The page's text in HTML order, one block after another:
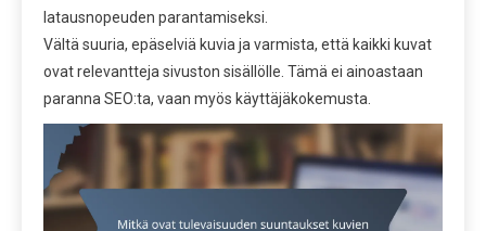
latausnopeuden parantamiseksi.
Vältä suuria, epäselviä kuvia ja varmista, että kaikki kuvat
ovat relevantteja sivuston sisällölle. Tämä ei ainoastaan
paranna SEO:ta, vaan myös käyttäjäkokemusta.